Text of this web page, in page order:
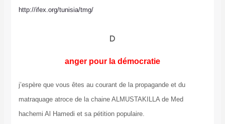
http://ifex.org/tunisia/tmg/
D
anger pour la démocratie
j’espère que vous êtes au courant de la propagande et du
matraquage atroce de la chaine ALMUSTAKILLA de Med
hachemi Al Hamedi et sa pétition populaire.